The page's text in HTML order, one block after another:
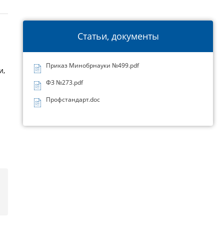
Статьи, документы
Приказ Минобрнауки №499.pdf
ФЗ №273.pdf
Профстандарт.doc